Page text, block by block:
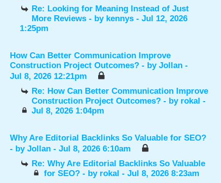
Re: Looking for Meaning Instead of Just
More Reviews - by kennys - Jul 12, 2026
1:25pm
How Can Better Communication Improve
Construction Project Outcomes? - by Jollan -
Jul 8, 2026 12:21pm
Re: How Can Better Communication Improve
Construction Project Outcomes? - by rokal -
Jul 8, 2026 1:04pm
Why Are Editorial Backlinks So Valuable for SEO?
- by Jollan - Jul 8, 2026 6:10am
Re: Why Are Editorial Backlinks So Valuable
for SEO? - by rokal - Jul 8, 2026 8:23am